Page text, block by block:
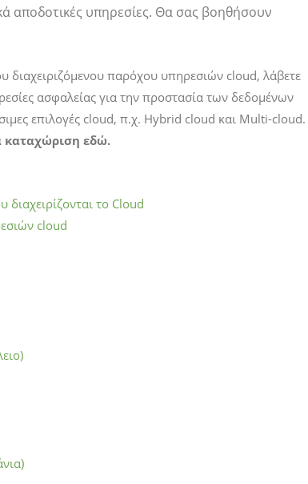
αποδοτικές υπηρεσίες. Θα σας βοηθήσουν
διαχειριζόμενου παρόχου υπηρεσιών cloud, λάβετε
ασφαλείας για την προστασία των δεδομένων
επιλογές cloud, π.χ. Hybrid cloud και Multi-cloud.
καταχώριση εδώ.
το Cloud
cloud